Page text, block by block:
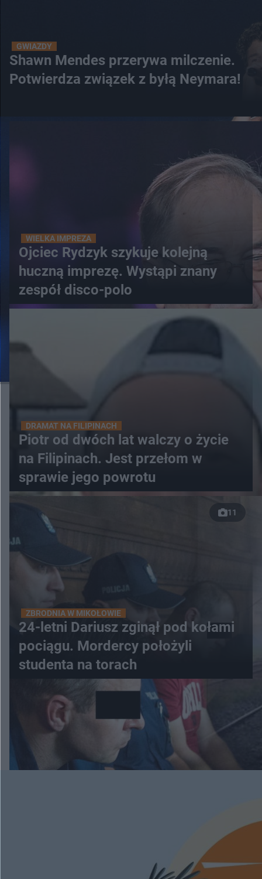
GWIAZDY
Shawn Mendes przerywa milczenie.
Potwierdza związek z byłą Neymara!
WIELKA IMPREZA
Ojciec Rydzyk szykuje kolejną
huczną imprezę. Wystąpi znany
zespół disco-polo
DRAMAT NA FILIPINACH
Piotr od dwóch lat walczy o życie
na Filipinach. Jest przełom w
sprawie jego powrotu
11
ZBRODNIA W MIKOŁOWIE
24-letni Dariusz zginął pod kołami
pociągu. Mordercy położyli
studenta na torach
ESKAPADY